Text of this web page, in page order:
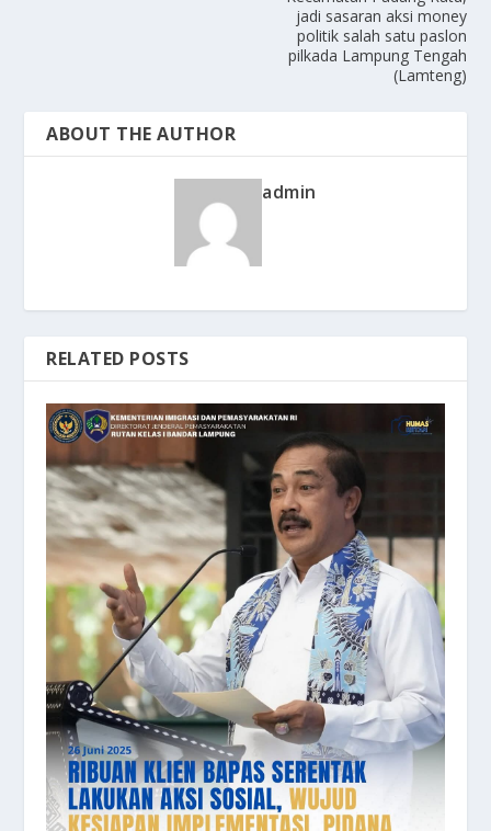
jadi sasaran aksi money
politik salah satu paslon
pilkada Lampung Tengah
(Lamteng)
ABOUT THE AUTHOR
admin
RELATED POSTS